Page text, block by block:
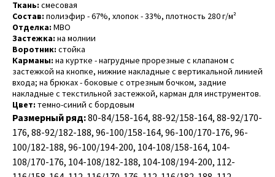
Ткань: смесовая
Состав: полиэфир - 67%, хлопок - 33%, плотность 280 г/м²
Отделка: МВО
Застежка: на молнии
Воротник: стойка
Карманы: на куртке - нагрудные прорезные с клапаном с
застежкой на кнопке, нижние накладные с вертикальной линией
входа; на брюках - боковые с отрезным бочком, задние
накладные с текстильной застежкой, карман для инструментов.
Цвет: темно-синий с бордовым
Размерный ряд:80-84/158-164, 88-92/158-164, 88-92/170-
176, 88-92/182-188, 96-100/158-164, 96-100/170-176, 96-
100/182-188, 96-100/194-200, 104-108/158-164, 104-
108/170-176, 104-108/182-188, 104-108/194-200, 112-